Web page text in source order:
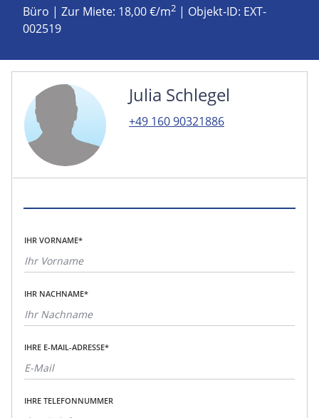
Büro | Zur Miete: 18,00 €/m2 | Objekt-ID: EXT-
002519
Julia Schlegel
+49 160 90321886
IHR VORNAME*
IHR NACHNAME*
IHRE E-MAIL-ADRESSE*
IHRE TELEFONNUMMER